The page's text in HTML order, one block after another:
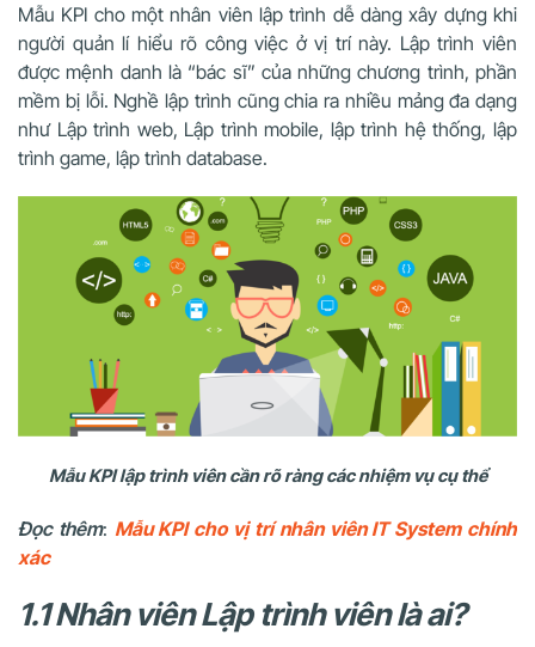
Mẫu KPI cho một nhân viên lập trình dễ dàng xây dựng khi
người quản lí hiểu rõ công việc ở vị trí này. Lập trình viên
được mệnh danh là “bác sĩ” của những chương trình, phần
mềm bị lỗi. Nghề lập trình cũng chia ra nhiều mảng đa dạng
như Lập trình web, Lập trình mobile, lập trình hệ thống, lập
trình game, lập trình database.
Mẫu KPI lập trình viên cần rõ ràng các nhiệm vụ cụ thể
Đọc thêm: Mẫu KPI cho vị trí nhân viên IT System chính
xác
1.1 Nhân viên Lập trình viên là ai?